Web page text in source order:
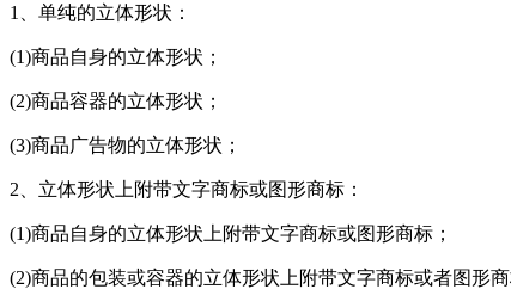
1、单纯的立体形状：
(1)商品自身的立体形状；
(2)商品容器的立体形状；
(3)商品广告物的立体形状；
2、立体形状上附带文字商标或图形商标：
(1)商品自身的立体形状上附带文字商标或图形商标；
(2)商品的包装或容器的立体形状上附带文字商标或者图形商